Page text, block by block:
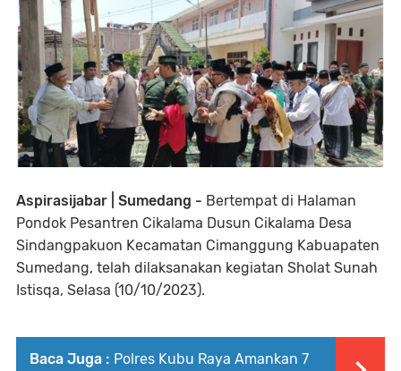
Aspirasijabar | Sumedang - Bertempat di Halaman
Pondok Pesantren Cikalama Dusun Cikalama Desa
Sindangpakuon Kecamatan Cimanggung Kabuapaten
Sumedang, telah dilaksanakan kegiatan Sholat Sunah
Istisqa, Selasa (10/10/2023).
Baca Juga : Polres Kubu Raya Amankan 7